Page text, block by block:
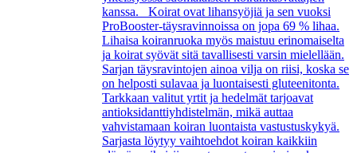
kanssa. Koirat ovat lihansyöjiä ja sen vuoksi
ProBooster-täysravinnoissa on jopa 69 % lihaa.
Lihaisa koiranruoka myös maistuu erinomaiselta
ja koirat syövät sitä tavallisesti varsin mielellään.
Sarjan täysravintojen ainoa vilja on riisi, koska se
on helposti sulavaa ja luontaisesti gluteenitonta.
Tarkkaan valitut yrtit ja hedelmät tarjoavat
antioksidanttiyhdistelmän, mikä auttaa
vahvistamaan koiran luontaista vastustuskykyä.
Sarjasta löytyy vaihtoehdot koiran kaikkiin